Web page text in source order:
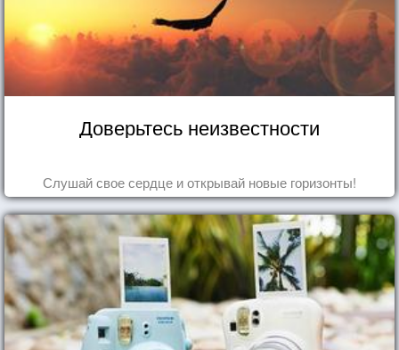
Доверьтесь неизвестности
Слушай свое сердце и открывай новые горизонты!